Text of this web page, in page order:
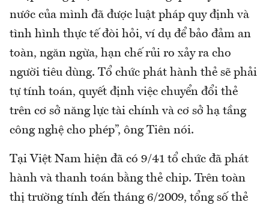
nước của mình đã được luật pháp quy định và
tình hình thực tế đòi hỏi, ví dụ để bảo đảm an
toàn, ngăn ngừa, hạn chế rủi ro xảy ra cho
người tiêu dùng. Tổ chức phát hành thẻ sẽ phải
tự tính toán, quyết định việc chuyển đổi thẻ
trên cơ sở năng lực tài chính và cơ sở hạ tầng
công nghệ cho phép”, ông Tiên nói.
Tại Việt Nam hiện đã có 9/41 tổ chức đã phát
hành và thanh toán bằng thẻ chip. Trên toàn
thị trường tính đến tháng 6/2009, tổng số thẻ